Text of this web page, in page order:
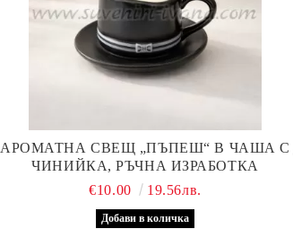
АРОМАТНА СВЕЩ „ПЪПЕШ“ В ЧАША С
ЧИНИЙКА, РЪЧНА ИЗРАБОТКА
€10.00
19.56лв.